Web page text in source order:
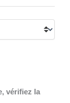
vérifiez la